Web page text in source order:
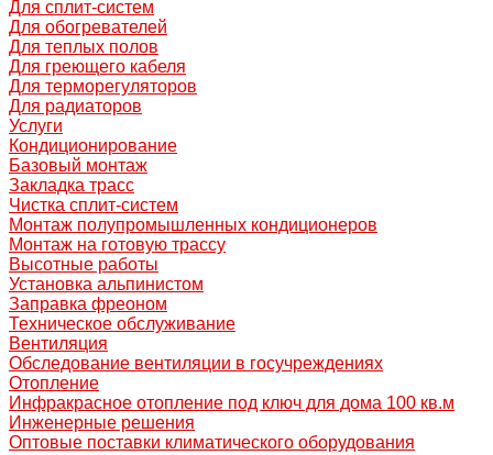
Для сплит-систем
Для обогревателей
Для теплых полов
Для греющего кабеля
Для терморегуляторов
Для радиаторов
Услуги
Кондиционирование
Базовый монтаж
Закладка трасс
Чистка сплит-систем
Монтаж полупромышленных кондиционеров
Монтаж на готовую трассу
Высотные работы
Установка альпинистом
Заправка фреоном
Техническое обслуживание
Вентиляция
Обследование вентиляции в госучреждениях
Отопление
Инфракрасное отопление под ключ для дома 100 кв.м
Инженерные решения
Оптовые поставки климатического оборудования